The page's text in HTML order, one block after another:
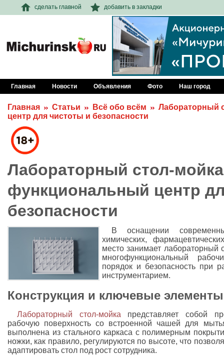
сделать главной добавить в закладки
Главная Новости Объявления Фото Наш город
Главная Статьи Всё обо всём
Лабораторный
центр для чистоты и безопасности
Лабораторный стол-
функциональный центр
безопасности
В оснащении
химических,
место занимает лабораторный
многофункциональный
порядок и безопасность при
инструментарием.
Конструкция и ключевые элементы
Лабораторный стол-мойка представляет собой
рабочую поверхность со встроенной чашей для
выполнена из стального каркаса с полимерным
ножки, как правило, регулируются по высоте, что
адаптировать стол под рост сотрудника.